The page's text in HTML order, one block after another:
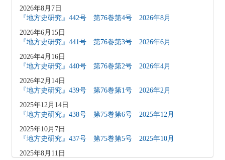
2026年8月7日
『地方史研究』442号 第76巻第4号 2026年8月
2026年6月15日
『地方史研究』441号 第76巻第3号 2026年6月
2026年4月16日
『地方史研究』440号 第76巻第2号 2026年4月
2026年2月14日
『地方史研究』439号 第76巻第1号 2026年2月
2025年12月14日
『地方史研究』438号 第75巻第6号 2025年12月
2025年10月7日
『地方史研究』437号 第75巻第5号 2025年10月
2025年8月11日